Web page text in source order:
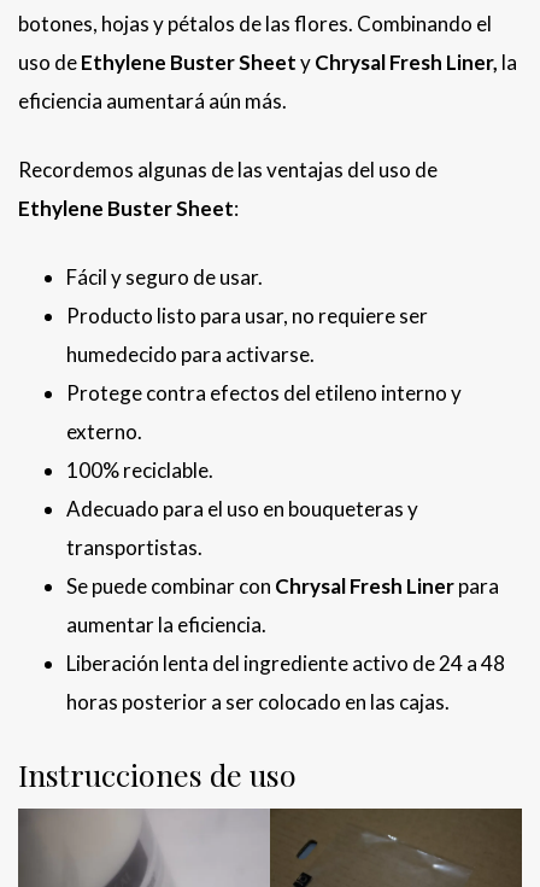
botones, hojas y pétalos de las flores. Combinando el
uso deEthylene Buster SheetyChrysal Fresh Liner, la
eficiencia aumentará aún más.
Recordemos algunas de las ventajas del uso de
Ethylene Buster Sheet:
Fácil y seguro de usar.
Producto listo para usar, no requiere ser
humedecido para activarse.
Protege contra efectos del etileno interno y
externo.
100% reciclable.
Adecuado para el uso en bouqueteras y
transportistas.
Se puede combinar con Chrysal Fresh Linerpara
aumentar la eficiencia.
Liberación lenta del ingrediente activo de 24 a 48
horas posterior a ser colocado en las cajas.
Instrucciones de uso